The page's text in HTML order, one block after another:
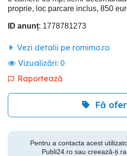
proprie, loc parcare inclus, 850
ID anunț: 1778781273
Vezi detalii pe romimo.ro
Vizualizări: 0
Raportează
Fă
Pentru a contacta acest
Publi24.ro sau creează-ți